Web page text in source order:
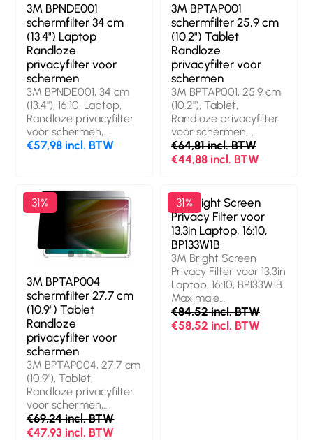
3M BPNDE001
schermfilter 34 cm
(13.4") Laptop
Randloze
privacyfilter voor
schermen
3M BPNDE001, 34 cm
(13.4"), 16:10, Laptop,
Randloze privacyfilter
voor schermen,
Antireflectie
€57,98 incl. BTW
3M BPTAP001
schermfilter 25,9 cm
(10.2") Tablet
Randloze
privacyfilter voor
schermen
3M BPTAP001, 25,9 cm
(10.2"), Tablet,
Randloze privacyfilter
voor schermen,
Antireflectie
€64,81 incl. BTW
€44,88 incl. BTW
31%
3M BPTAP004
schermfilter 27,7 cm
(10.9") Tablet
Randloze
privacyfilter voor
schermen
3M BPTAP004, 27,7 cm
(10.9"), Tablet,
Randloze privacyfilter
voor schermen,
Antireflectie
€69,24 incl. BTW
€47,93 incl. BTW
31%
3M Bright Screen
Privacy Filter voor
13.3in Laptop, 16:10,
BP133W1B
3M Bright Screen
Privacy Filter voor 13.3in
Laptop, 16:10, BP133W1B.
Maximale
schermgrootte: 33,8
cm (13.3").
€84,52 incl. BTW
€58,52 incl. BTW